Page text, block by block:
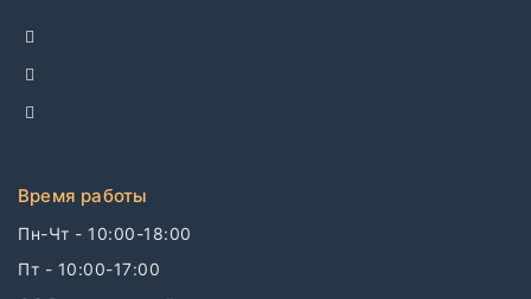
Время работы
Пн-Чт - 10:00-18:00
Пт - 10:00-17:00